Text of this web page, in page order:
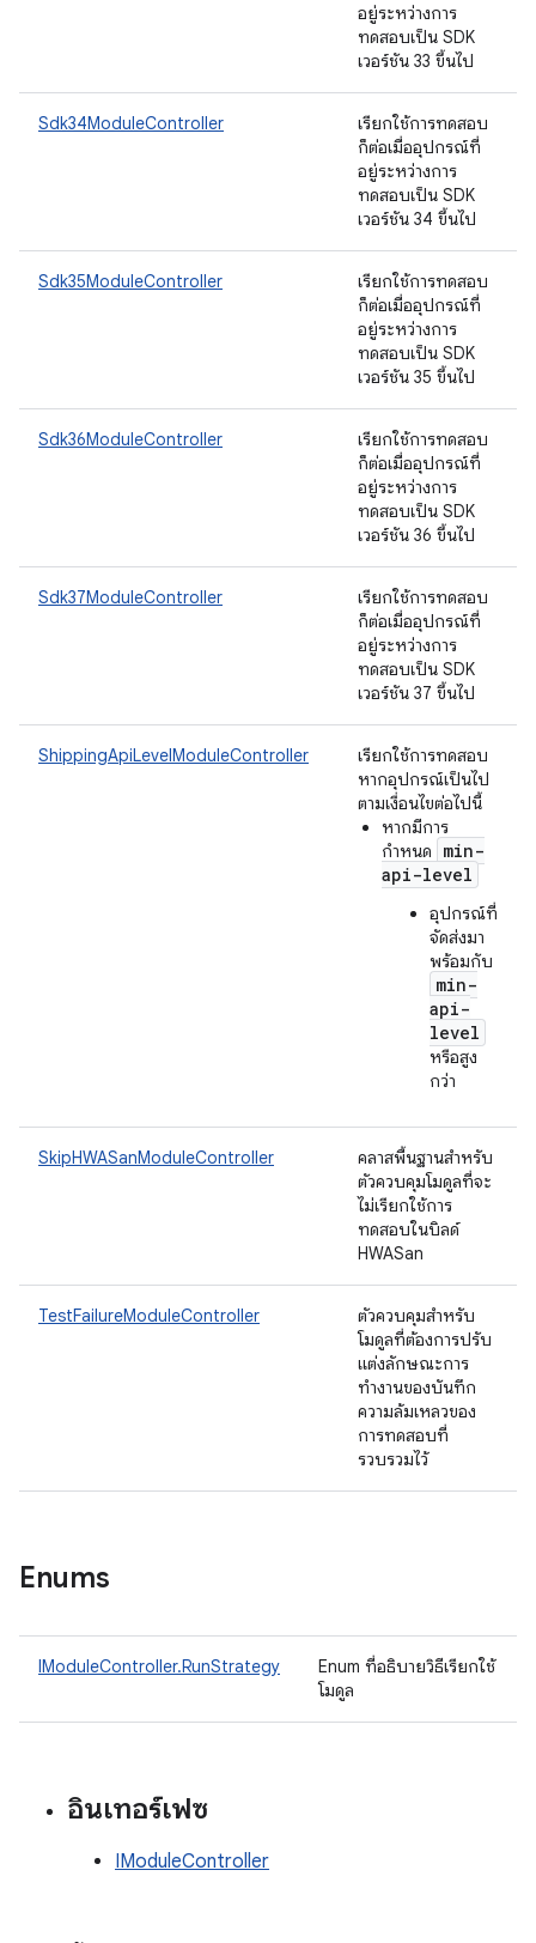
อยู่ระหว่างการ
ทดสอบเป็น SDK
เวอร์ชัน 33 ขึ้นไป
Sdk34ModuleController
เรียกใช้การทดสอบ
ก็ต่อเมื่ออุปกรณ์ที่
อยู่ระหว่างการ
ทดสอบเป็น SDK
เวอร์ชัน 34 ขึ้นไป
Sdk35ModuleController
เรียกใช้การทดสอบ
ก็ต่อเมื่ออุปกรณ์ที่
อยู่ระหว่างการ
ทดสอบเป็น SDK
เวอร์ชัน 35 ขึ้นไป
Sdk36ModuleController
เรียกใช้การทดสอบ
ก็ต่อเมื่ออุปกรณ์ที่
อยู่ระหว่างการ
ทดสอบเป็น SDK
เวอร์ชัน 36 ขึ้นไป
Sdk37ModuleController
เรียกใช้การทดสอบ
ก็ต่อเมื่ออุปกรณ์ที่
อยู่ระหว่างการ
ทดสอบเป็น SDK
เวอร์ชัน 37 ขึ้นไป
ShippingApiLevelModuleController
เรียกใช้การทดสอบ
หากอุปกรณ์เป็นไป
ตามเงื่อนไขต่อไปนี้
หากมีการ
กำหนด
min-
api-level
อุปกรณ์ที่
จัดส่งมา
พร้อมกับ
min-
api-
level
หรือสูง
กว่า
SkipHWASanModuleController
คลาสพื้นฐานสำหรับ
ตัวควบคุมโมดูลที่จะ
ไม่เรียกใช้การ
ทดสอบในบิลด์
HWASan
TestFailureModuleController
ตัวควบคุมสำหรับ
โมดูลที่ต้องการปรับ
แต่งลักษณะการ
ทำงานของบันทึก
ความล้มเหลวของ
การทดสอบที่
รวบรวมไว้
Enums
IModuleController.RunStrategy
Enum ที่อธิบายวิธีเรียกใช้
โมดูล
อินเทอร์เฟซ
IModuleController